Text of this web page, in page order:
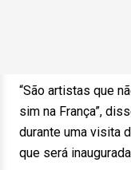
“São artistas que
sim na França”,
durante uma visita
que será